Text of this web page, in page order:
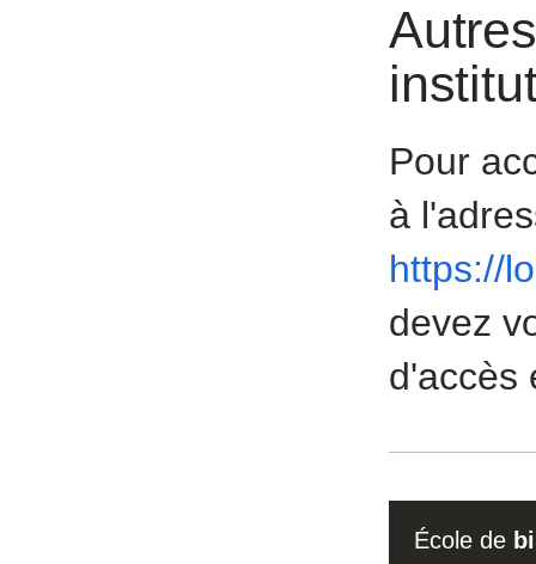
Pour
à
https://
devez
d'accès
École de